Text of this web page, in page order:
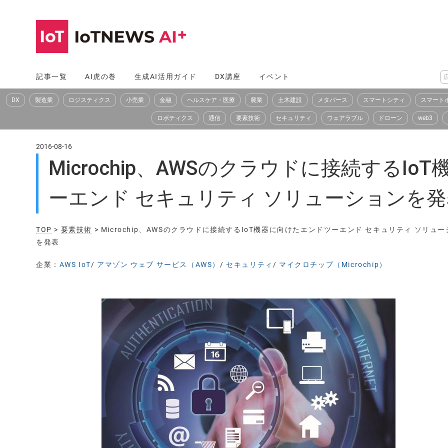
へ
ス
記事一覧 AI虎の巻 生成AI活用ガイド DX講座 イベント
DX 製造業 ロジスティクス 小売業 金融 ヘルスケア・医療 農業 土木建設 メタバース スマートシティ スマート
ロボティクス 通信 要素技術 セキュリティ ウェアラブル ドローン web3
2016-08-16
Microchip、AWSのクラウドに接続するIoT
ーエンド セキュリティ ソリューションを
TOP > 要素技術 > Microchip、AWSのクラウドに接続するIoT機器に向けたエンドツーエンド セキュリティ ソリュー
を発表
企業： AWS IoT/ アマゾン ウェブ サービス（AWS） / セキュリティ / マイクロチップ（Microchip）